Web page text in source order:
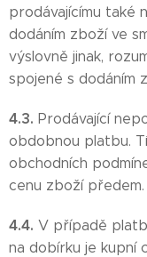
prodávajícímu také
dodáním zboží ve
výslovně jinak,
spojené s dodáním
4.3. Prodávající
obdobnou platbu.
obchodních
cenu zboží předem.
4.4. V případě
na dobírku je kupní